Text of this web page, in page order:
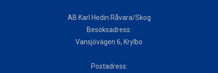
AB Karl Hedin Råvara/Skog
Besöksadress:
Vansjövägen 6, Krylbo
Postadress: